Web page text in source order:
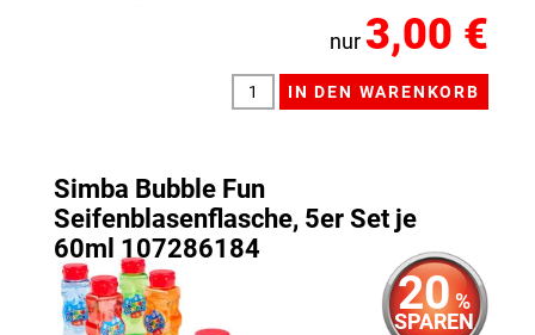
nur3,00 €
Simba Bubble Fun
Seifenblasenflasche, 5er Set je
60ml 107286184
20 %
SPAREN